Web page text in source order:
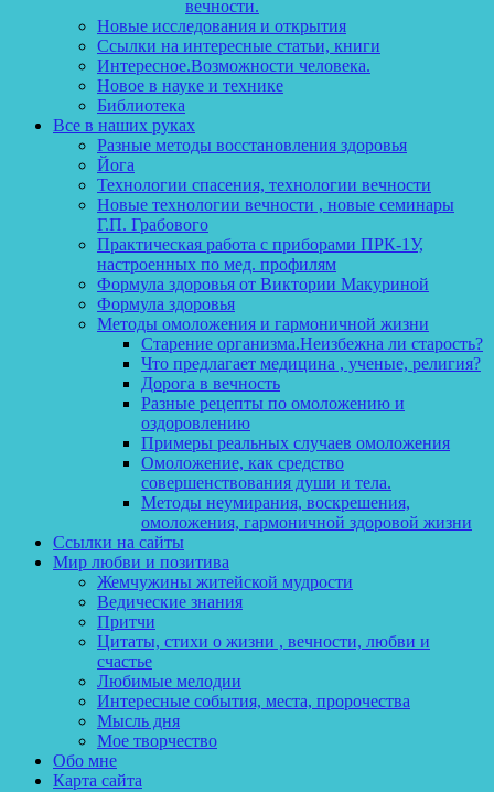
вечности.
Новые исследования и открытия
Ссылки на интересные статьи, книги
Интересное.Возможности человека.
Новое в науке и технике
Библиотека
Все в наших руках
Разные методы восстановления здоровья
Йога
Технологии спасения, технологии вечности
Новые технологии вечности , новые семинары
Г.П. Грабового
Практическая работа с приборами ПРК-1У,
настроенных по мед. профилям
Формула здоровья от Виктории Макуриной
Формула здоровья
Методы омоложения и гармоничной жизни
Старение организма.Неизбежна ли старость?
Что предлагает медицина , ученые, религия?
Дорога в вечность
Разные рецепты по омоложению и
оздоровлению
Примеры реальных случаев омоложения
Омоложение, как средство
совершенствования души и тела.
Методы неумирания, воскрешения,
омоложения, гармоничной здоровой жизни
Ссылки на сайты
Мир любви и позитива
Жемчужины житейской мудрости
Ведические знания
Притчи
Цитаты, стихи о жизни , вечности, любви и
счастье
Любимые мелодии
Интересные события, места, пророчества
Мысль дня
Мое творчество
Обо мне
Карта сайта